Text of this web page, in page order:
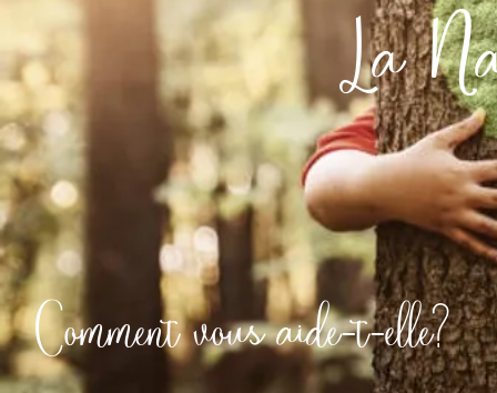
La
Comment vous aide-t-elle?